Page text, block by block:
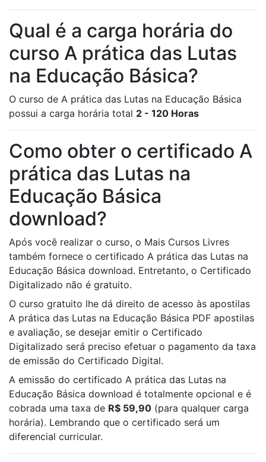
Qual é a carga horária do
curso A prática das Lutas
na Educação Básica?
O curso de A prática das Lutas na Educação Básica
possui a carga horária total 2 - 120 Horas
Como obter o certificado A
prática das Lutas na
Educação Básica
download?
Após você realizar o curso, o Mais Cursos Livres
também fornece o certificado A prática das Lutas na
Educação Básica download. Entretanto, o Certificado
Digitalizado não é gratuito.
O curso gratuito lhe dá direito de acesso às apostilas
A prática das Lutas na Educação Básica PDF apostilas
e avaliação, se desejar emitir o Certificado
Digitalizado será preciso efetuar o pagamento da taxa
de emissão do Certificado Digital.
A emissão do certificado A prática das Lutas na
Educação Básica download é totalmente opcional e é
cobrada uma taxa de R$ 59,90 (para qualquer carga
horária). Lembrando que o certificado será um
diferencial curricular.